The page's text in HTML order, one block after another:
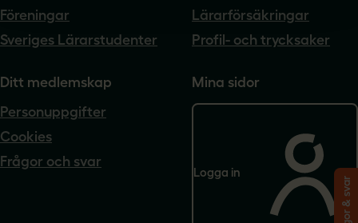
Föreningar
Sveriges Lärarstudenter
Lärarförsäkringar
Profil- och trycksaker
Ditt medlemskap
Personuppgifter
Cookies
Frågor och svar
Mina sidor
Logga in
Frågor & svar